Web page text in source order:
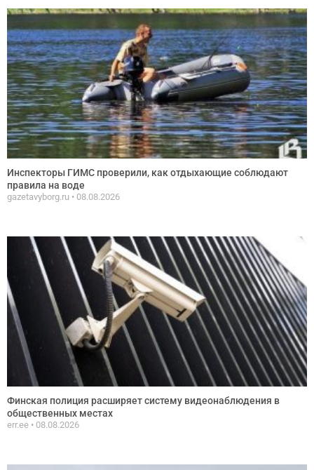
Инспекторы ГИМС проверили, как отдыхающие соблюдают
правила на воде
gazetavyborg.ru 08.08.2026
Финская полиция расширяет систему видеонаблюдения в
общественных местах
err.ee 08.08.2026